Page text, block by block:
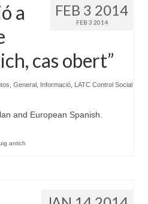
FEB 3 2014
FEB 3 2014
a
cas obert”
General, Informació, LATC Control Social
and European Spanish.
antich